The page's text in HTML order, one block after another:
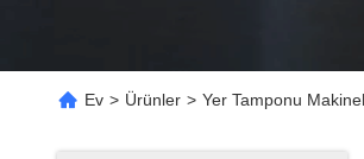
Ev > Ürünler > Yer Tamponu